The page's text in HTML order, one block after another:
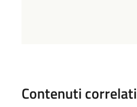
Contenuti correlati